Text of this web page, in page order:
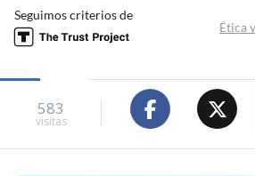
Seguimos criterios de
Ética
583
visitas